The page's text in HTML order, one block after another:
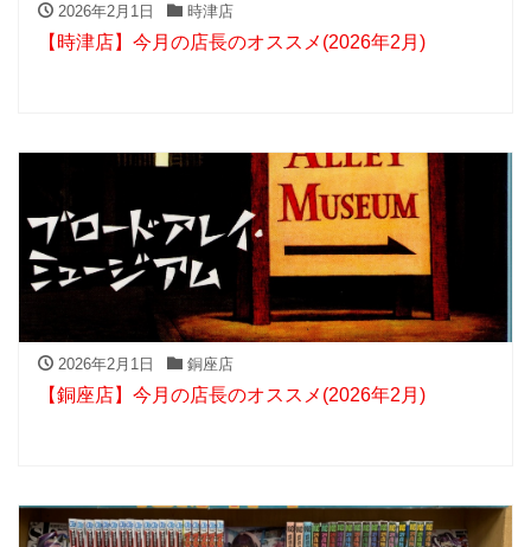
2026年2月1日 時津店
【時津店】今月の店長のオススメ(2026年2月)
2026年2月1日 銅座店
【銅座店】今月の店長のオススメ(2026年2月)